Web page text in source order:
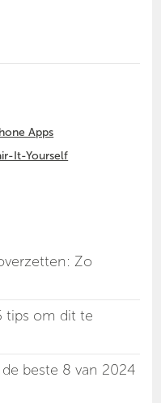
Apps
It-Yourself
Zo
tips om dit te
beste 8 van 2024